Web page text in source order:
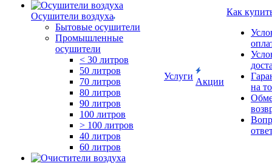
Осушители воздуха
Бытовые осушители
Промышленные
осушители
< 30 литров
50 литров
70 литров
80 литров
90 литров
100 литров
> 100 литров
40 литров
60 литров
Услуги
Акции
Как
на